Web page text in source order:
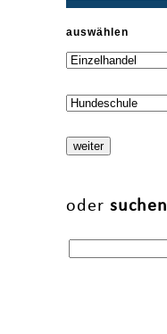
auswählen
oder suchen